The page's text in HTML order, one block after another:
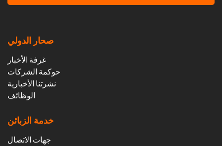
صحار الدولي
غرفة الأخبار
حوكمة الشركات
نشرتنا الأخبارية
الوظائف
خدمة الزبائن
جهات الاتصال